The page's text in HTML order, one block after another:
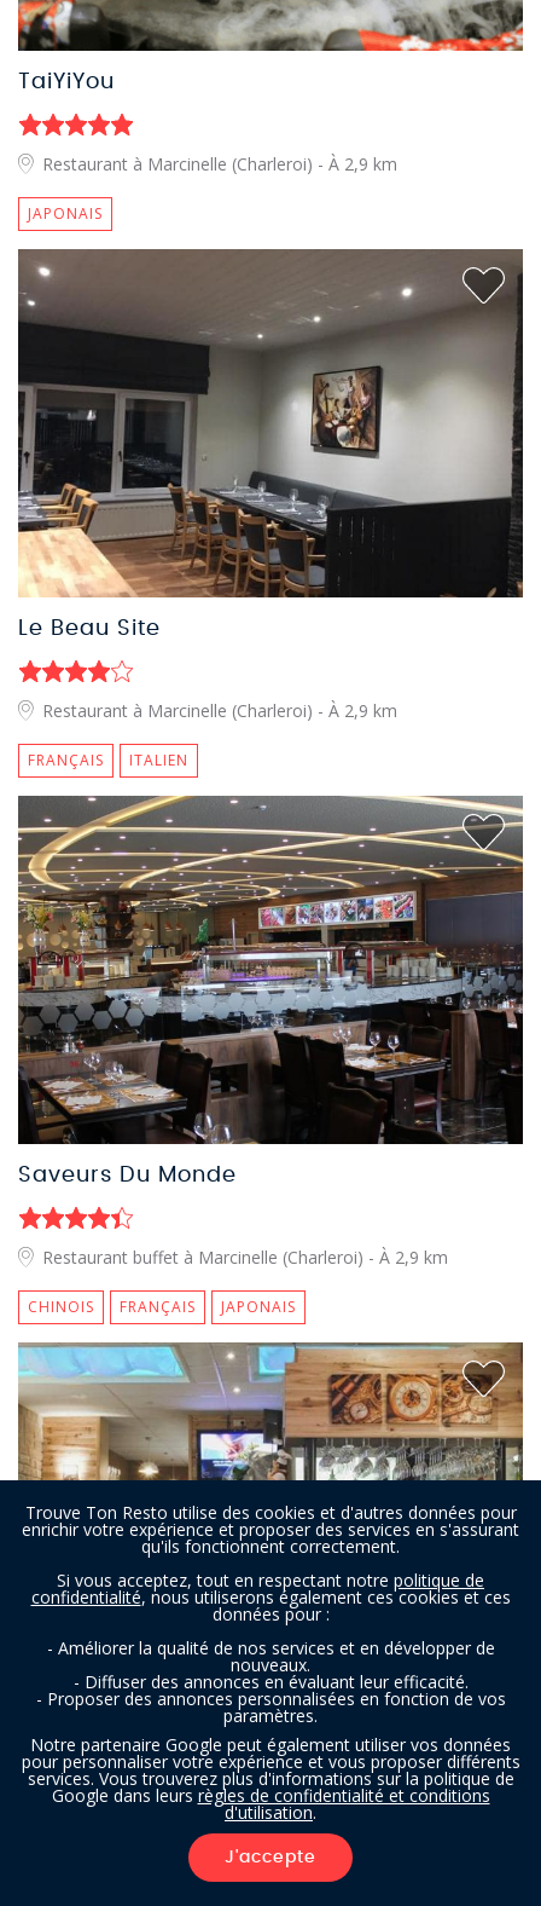
FILTRES
TaiYiYou
Restaurant à Marcinelle (Charleroi) - À 2,9 km
JAPONAIS
Le Beau Site
Restaurant à Marcinelle (Charleroi) - À 2,9 km
FRANÇAIS ITALIEN
Saveurs Du Monde
Restaurant buffet à Marcinelle (Charleroi) - À 2,9 km
CHINOIS FRANÇAIS JAPONAIS
Restaurant à Montignies-sur-Sambre (Charleroi) - À 3,0 km
Trouve Ton Resto utilise des cookies et d'autres données pour
enrichir votre expérience et proposer des services en s'assurant
qu'ils fonctionnent correctement.
Si vous acceptez, tout en respectant notre politique de
confidentialité, nous utiliserons également ces cookies et ces
données pour :
- Améliorer la qualité de nos services et en développer de
nouveaux.
- Diffuser des annonces en évaluant leur efficacité.
- Proposer des annonces personnalisées en fonction de vos
paramètres.
Notre partenaire Google peut également utiliser vos données
pour personnaliser votre expérience et vous proposer différents
services. Vous trouverez plus d'informations sur la politique de
Google dans leurs règles de confidentialité et conditions
d'utilisation.
J'accepte